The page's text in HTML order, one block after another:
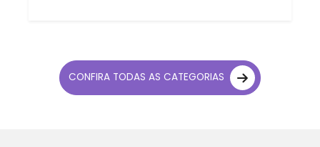
CONFIRA TODAS AS CATEGORIAS